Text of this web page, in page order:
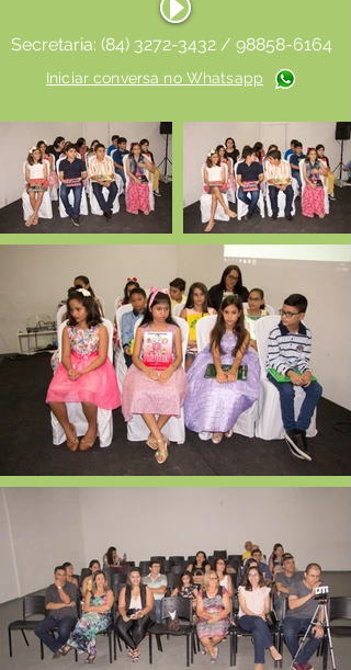
Secretaria: (84) 3272-3432 / 98858-6164
Iniciar conversa no Whatsapp